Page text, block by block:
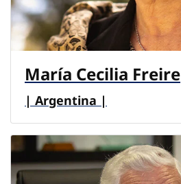
María Cecilia Freire
| Argentina |